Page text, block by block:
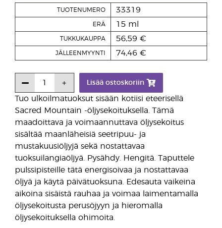
Tuo ulkoilmatuoksut sisään kotiisi eteerisellä
Sacred Mountain -öljysekoituksella. Tämä
maadoittava ja voimaannuttava öljysekoitus
sisältää maanläheisiä seetripuu- ja
mustakuusiöljyjä sekä nostattavaa
tuoksuilangiaöljyä. Pysähdy. Hengitä. Taputtele
pulssipisteille tätä energisoivaa ja nostattavaa
öljyä ja käytä päivätuoksuna. Edesauta vaikeina
aikoina sisäistä rauhaa ja voimaa laimentamalla
öljysekoitusta perusöjyyn ja hieromalla
öljysekoituksella ohimoita.
TUOTENUMERO 33319
ERÄ 15 ml
TUKKUKAUPPA 56,59 €
JÄLLEENMYYNTI 74,46 €
Lisää ostoskoriin